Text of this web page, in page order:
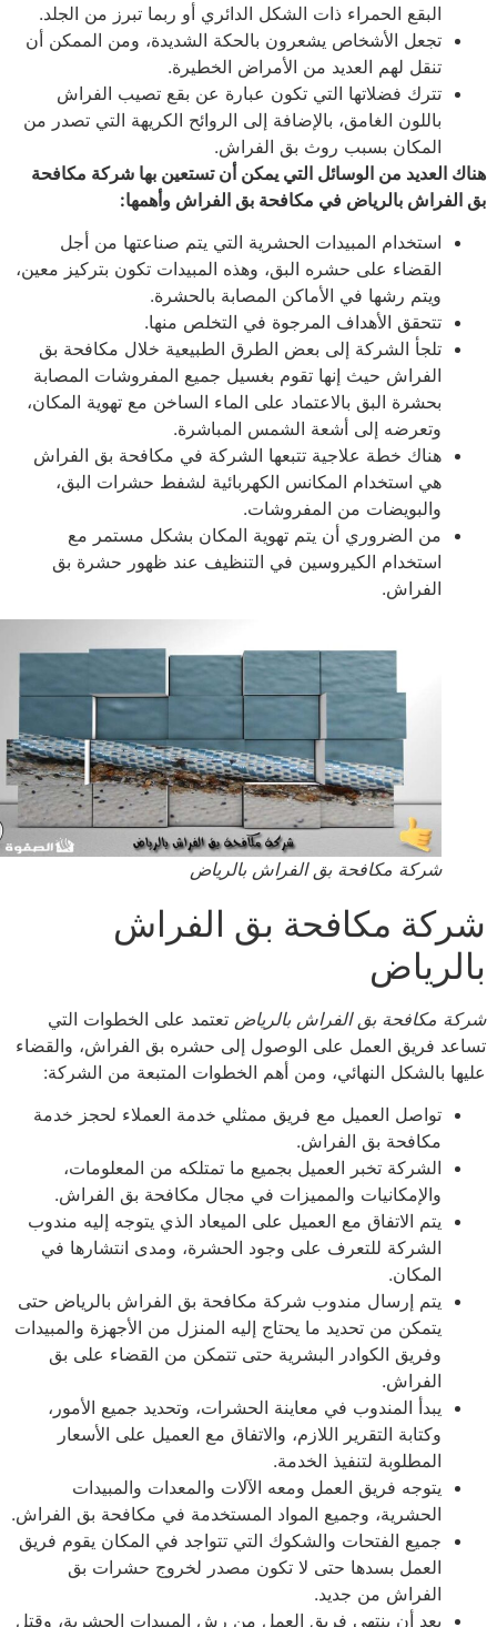
البقع الحمراء ذات الشكل الدائري أو ربما تبرز من الجلد.
تجعل الأشخاص يشعرون بالحكة الشديدة، ومن الممكن أن
تنقل لهم العديد من الأمراض الخطيرة.
تترك فضلاتها التي تكون عبارة عن بقع تصيب الفراش
باللون الغامق، بالإضافة إلى الروائح الكريهة التي تصدر من
المكان بسبب روث بق الفراش.
العديد من الوسائل التي يمكن أن تستعين بها شركة مكافحة
بالرياض في مكافحة بق الفراش وأهمها:
استخدام المبيدات الحشرية التي يتم صناعتها من أجل
القضاء على حشره البق، وهذه المبيدات تكون بتركيز معين،
ويتم رشها في الأماكن المصابة بالحشرة.
تتحقق الأهداف المرجوة في التخلص منها.
تلجأ الشركة إلى بعض الطرق الطبيعية خلال مكافحة بق
الفراش حيث إنها تقوم بغسيل جميع المفروشات المصابة
بحشرة البق بالاعتماد على الماء الساخن مع تهوية المكان،
وتعرضه إلى أشعة الشمس المباشرة.
هناك خطة علاجية تتبعها الشركة في مكافحة بق الفراش
هي استخدام المكانس الكهربائية لشفط حشرات البق،
والبويضات من المفروشات.
من الضروري أن يتم تهوية المكان بشكل مستمر مع
استخدام الكيروسين في التنظيف عند ظهور حشرة بق
الفراش.
شركة مكافحة بق الفراش بالرياض
مكافحة بق الفراش
مكافحة بق الفراش بالرياض تعتمد على الخطوات التي
فريق العمل على الوصول إلى حشره بق الفراش، والقضاء
بالشكل النهائي، ومن أهم الخطوات المتبعة من الشركة:
تواصل العميل مع فريق ممثلي خدمة العملاء لحجز خدمة
مكافحة بق الفراش.
الشركة تخبر العميل بجميع ما تمتلكه من المعلومات،
والإمكانيات والمميزات في مجال مكافحة بق الفراش.
يتم الاتفاق مع العميل على الميعاد الذي يتوجه إليه مندوب
الشركة للتعرف على وجود الحشرة، ومدى انتشارها في
المكان.
يتم إرسال مندوب شركة مكافحة بق الفراش بالرياض حتى
يتمكن من تحديد ما يحتاج إليه المنزل من الأجهزة والمبيدات
وفريق الكوادر البشرية حتى تتمكن من القضاء على بق
الفراش.
يبدأ المندوب في معاينة الحشرات، وتحديد جميع الأمور،
وكتابة التقرير اللازم، والاتفاق مع العميل على الأسعار
المطلوبة لتنفيذ الخدمة.
يتوجه فريق العمل ومعه الآلات والمعدات والمبيدات
الحشرية، وجميع المواد المستخدمة في مكافحة بق الفراش.
جميع الفتحات والشكوك التي تتواجد في المكان يقوم فريق
العمل بسدها حتى لا تكون مصدر لخروج حشرات بق
الفراش من جديد.
بعد أن ينتهي فريق العمل من رش المبيدات الحشرية، وقتل